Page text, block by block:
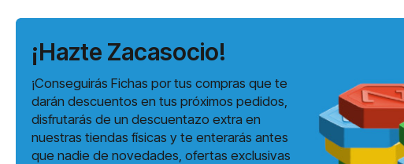
¡Hazte Zacasocio!
¡Conseguirás Fichas por tus compras que te
darán descuentos en tus próximos pedidos,
disfrutarás de un descuentazo extra en
nuestras tiendas físicas y te enterarás antes
que nadie de novedades, ofertas exclusivas